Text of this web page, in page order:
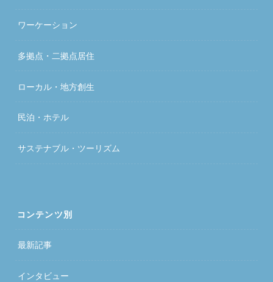
ワーケーション
多拠点・二拠点居住
ローカル・地方創生
民泊・ホテル
サステナブル・ツーリズム
コンテンツ別
最新記事
インタビュー